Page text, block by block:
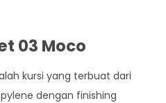
03 Moco
kursi yang terbuat dari
dengan finishing